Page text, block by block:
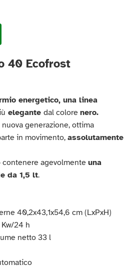
40 Ecofrost
energetico, una linea
elegantedal colorenero.
generazione, ottima
in movimento,assolutamente
contenere agevolmenteuna
da 1,5 lt.
40,2x43,1x54,6 cm (LxPxH)
24 h
netto 33 l